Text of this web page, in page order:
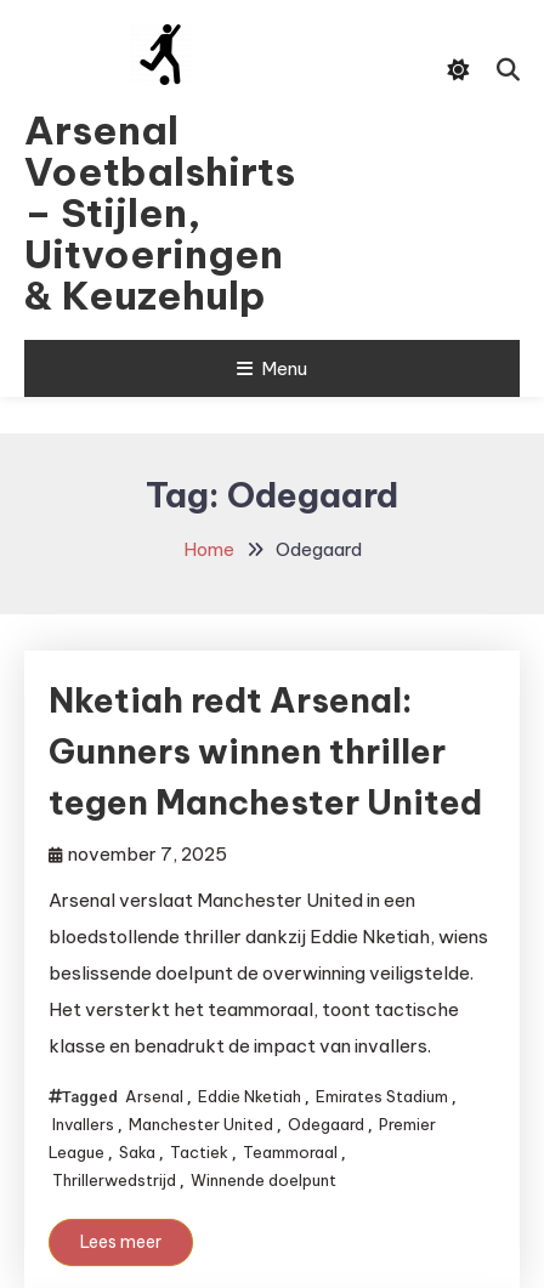
Arsenal
Voetbalshirts
– Stijlen,
Uitvoeringen
& Keuzehulp
Menu
Tag: Odegaard
Home Odegaard
Nketiah redt Arsenal:
Gunners winnen thriller
tegen Manchester United
november 7, 2025
Arsenal verslaat Manchester United in een
bloedstollende thriller dankzij Eddie Nketiah, wiens
beslissende doelpunt de overwinning veiligstelde.
Het versterkt het teammoraal, toont tactische
klasse en benadrukt de impact van invallers.
Tagged Arsenal , Eddie Nketiah , Emirates Stadium ,
Invallers , Manchester United , Odegaard , Premier
League , Saka , Tactiek , Teammoraal ,
Thrillerwedstrijd , Winnende doelpunt
Lees meer